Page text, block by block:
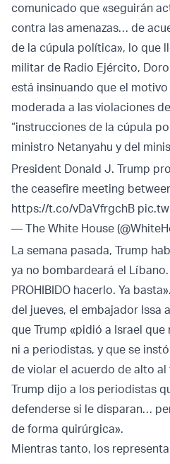
comunicado que «seguirán
contra las amenazas… de
de la cúpula política», lo que
militar de Radio Ejército,
está insinuando que el
moderada a las violaciones
“instrucciones de la cúpula
ministro Netanyahu y del
President Donald J. Trump
the ceasefire meeting
https://t.co/vDaVfrgchB
— The White House
La semana pasada, Trump
ya no bombardeará el
PROHIBIDO hacerlo. Ya
del jueves, el embajador Issa
que Trump «pidió a Israel
ni a periodistas, y que se
de violar el acuerdo de alto al
Trump dijo a los periodistas
defenderse si le disparan…
de forma quirúrgica».
Mientras tanto, los